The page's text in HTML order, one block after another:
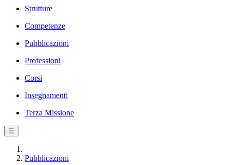
Strutture
Competenze
Pubblicazioni
Professioni
Corsi
Insegnamenti
Terza Missione
☰
Pubblicazioni